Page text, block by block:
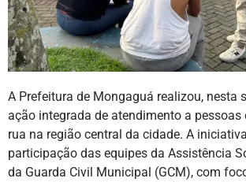
A Prefeitura de Mongaguá realizou, nesta
ação integrada de atendimento a pessoas
rua na região central da cidade. A
participação das equipes da Assistência
da Guarda Civil Municipal (GCM), com